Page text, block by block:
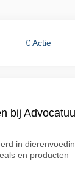
€ Actie
bij
in
en producten